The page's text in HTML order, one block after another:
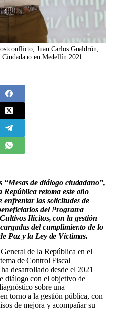
Juan Carlos Gualdrón,
en Medellín 2021.
“Mesas de diálogo ciudadano”,
retoma este año
enfrentar las solicitudes de
del Programa
Ilícitos, con la gestión
del cumplimiento de lo
Paz y la Ley de Víctimas.
de la República en el
de Control Fiscal
desarrollado desde el 2021
diálogo con el objetivo de
sobre una
torno a la gestión pública, con
de mejora y acompañar su